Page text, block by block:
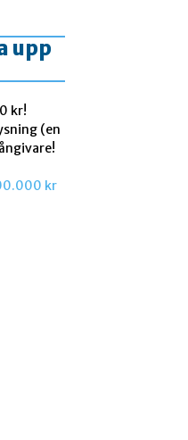
upp
kr!
(en